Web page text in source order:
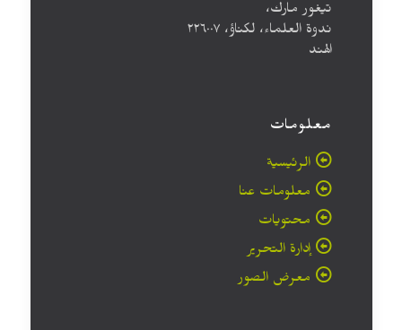
تيغور مارك،
ندوة العلماء، لكناؤ، ۲۲٦۰۰۷
الهند
معلومات
الرئيسية
معلومات عنا
محتويات
إدارة التحرير
معرض الصور